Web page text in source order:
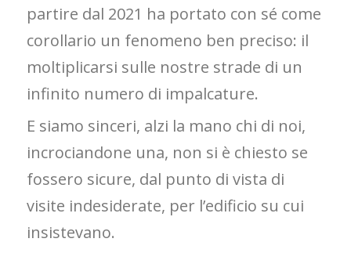
partire dal 2021 ha portato con sé come
corollario un fenomeno ben preciso: il
moltiplicarsi sulle nostre strade di un
infinito numero di impalcature.
E siamo sinceri, alzi la mano chi di noi,
incrociandone una, non si è chiesto se
fossero sicure, dal punto di vista di
visite indesiderate, per l’edificio su cui
insistevano.